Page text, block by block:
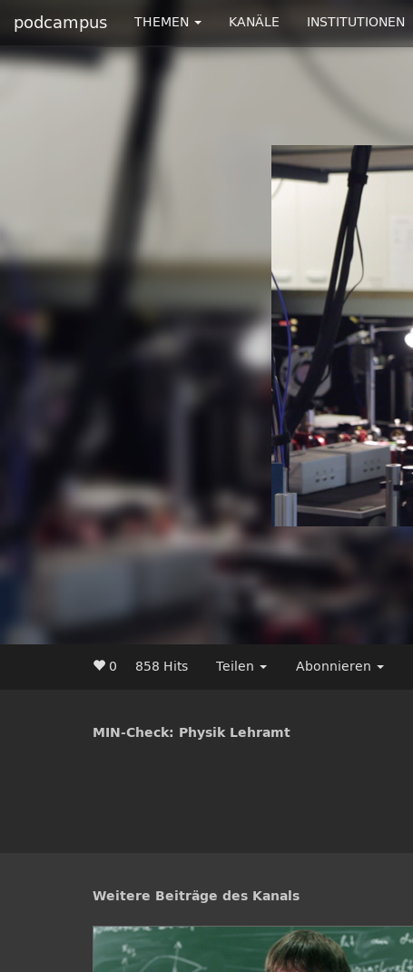
podcampus THEMEN KANÄLE INSTITUTIONEN
0 858 Hits Teilen Abonnieren
MIN-Check: Physik Lehramt
Weitere Beiträge des Kanals